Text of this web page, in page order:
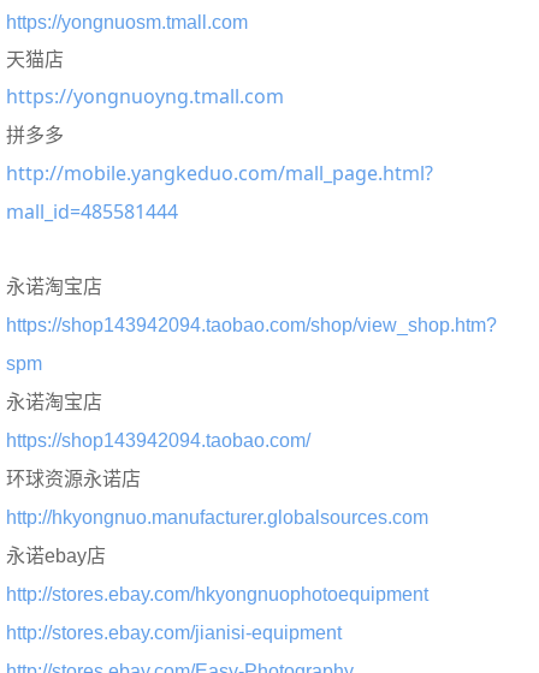
https://yongnuosm.tmall.com
天猫店
https://yongnuoyng.tmall.com
拼多多
http://mobile.yangkeduo.com/mall_page.html?
mall_id=485581444
永诺淘宝店
https://shop143942094.taobao.com/shop/view_shop.htm?
spm
永诺淘宝店
https://shop143942094.taobao.com/
环球资源永诺店
http://hkyongnuo.manufacturer.globalsources.com
永诺ebay店
http://stores.ebay.com/hkyongnuophotoequipment
http://stores.ebay.com/jianisi-equipment